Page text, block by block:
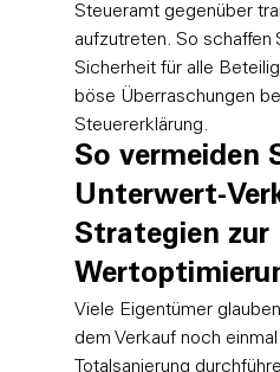
Steueramt gegenüber
aufzutreten. So schaffen
Sicherheit für alle
böse Überraschungen
Steuererklärung.
So vermeiden
Unterwert-
Strategien zur
Viele Eigentümer
dem Verkauf noch
Totalsanierung